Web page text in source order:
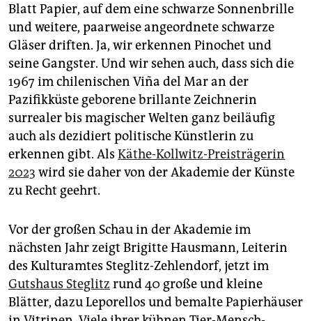
Blatt Papier, auf dem eine schwarze Sonnenbrille
und weitere, paarweise angeordnete schwarze
Gläser driften. Ja, wir erkennen Pinochet und
seine Gangster. Und wir sehen auch, dass sich die
1967 im chilenischen Viña del Mar an der
Pazifikküste geborene brillante Zeichnerin
surrealer bis magischer Welten ganz beiläufig
auch als dezidiert politische Künstlerin zu
erkennen gibt. Als Käthe-Kollwitz-Preisträgerin
2023 wird sie daher von der Akademie der Künste
zu Recht geehrt.
Vor der großen Schau in der Akademie im
nächsten Jahr zeigt Brigitte Hausmann, Leiterin
des Kulturamtes Steglitz-Zehlendorf, jetzt im
Gutshaus Steglitz rund 40 große und kleine
Blätter, dazu Leporellos und bemalte Papierhäuser